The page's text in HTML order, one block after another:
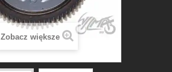
Zobacz większe